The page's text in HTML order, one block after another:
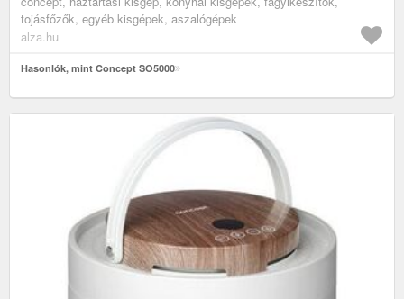
tojásfőzők, egyéb kisgépek, aszalógépek
alza.hu
Hasonlók, mint Concept SO5000